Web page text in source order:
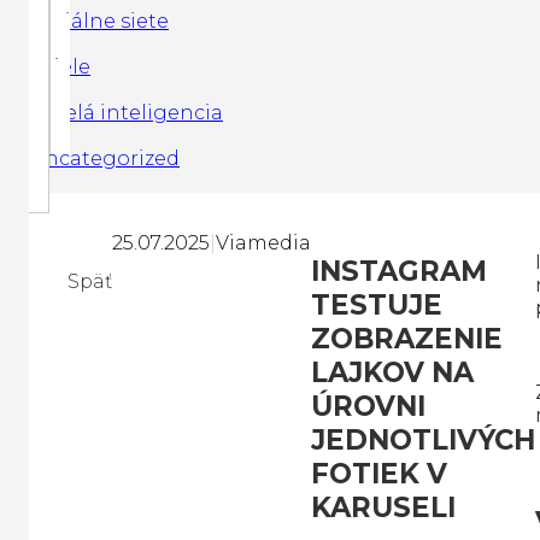
Sociálne siete
Spiele
Umelá inteligencia
Uncategorized
Späť
25.07.2025 Viamedia
INSTAGRAM
TESTUJE
ZOBRAZENIE
LAJKOV NA
ÚROVNI
JEDNOTLIVÝCH
FOTIEK V
KARUSELI